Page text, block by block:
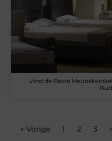
Vind de Beste
« Vorige 1 2 3